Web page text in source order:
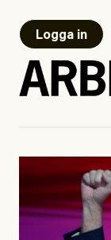
Logga in